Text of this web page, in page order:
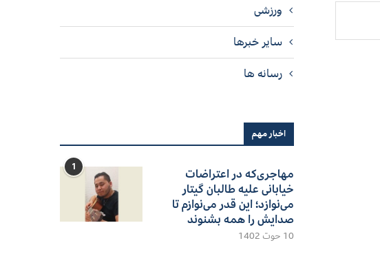
ورزشی
سایر خبرها
رسانه ها
اخبار مهم
1
مهاجری‌که در اعتراضات
خیابانی علیه طالبان گیتار
می‌نوازد؛ این قدر می‌نوازم تا
صدایش را همه بشنوند
10 حوت 1402